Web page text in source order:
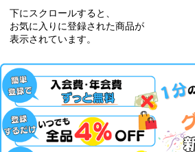
下にスクロールすると、
お気に入りに登録された商品が
表示されています。